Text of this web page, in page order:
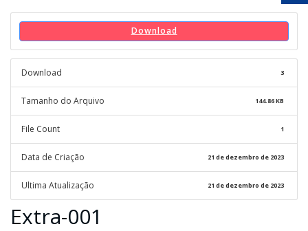
Download
Download 3
Tamanho do Arquivo 144.86 KB
File Count 1
Data de Criação 21 de dezembro de 2023
Ultima Atualização 21 de dezembro de 2023
Extra-001